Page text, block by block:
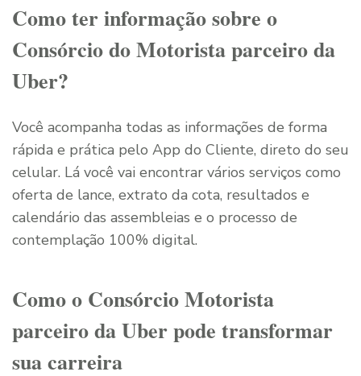
Como ter informação sobre o
Consórcio do Motorista parceiro da
Uber?
Você acompanha todas as informações de forma
rápida e prática pelo App do Cliente, direto do seu
celular. Lá você vai encontrar vários serviços como
oferta de lance, extrato da cota, resultados e
calendário das assembleias e o processo de
contemplação 100% digital.
Como o Consórcio Motorista
parceiro da Uber pode transformar
sua carreira